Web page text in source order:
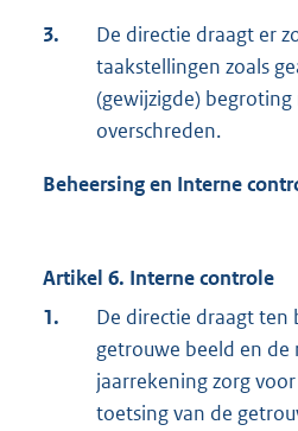
3.
De directie draagt er
taakstellingen zoals
(gewijzigde)
overschreden.
Beheersing en Interne
Artikel 6. Interne controle
1.
De directie draagt ten
getrouwe beeld en
jaarrekening zorg
toetsing van de